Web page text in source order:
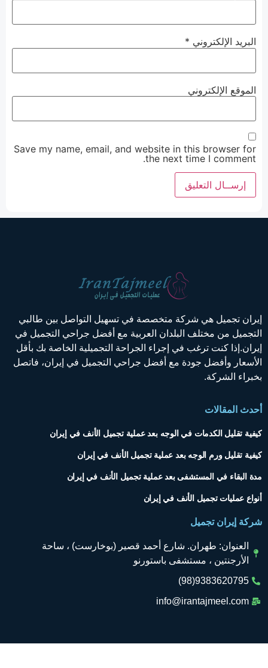
البريد الإلكتروني*
الموقع الإلكتروني
Save my name, email, and website in this browser for
the next time I comment.
تجميل هي شركة متخصصة في تسهيل التواصل بين طالبي
من مختلف البلدان العربية مع أفضل جراحي التجميل في
كنت ترغب في إجراء الجراحة التجميلية الخاصة بك بأقل
وأفضل جودة مع أفضل جراحي التجميل في إيران، فاتصل
الشركة.
المقالات
تقليل الكدمات في الوجه بعد عملية تجميل الأنف في إيران
تقليل ورم الوجه بعد عملية تجميل الأنف في إيران
البقاء في المستشفى بعد عملية تجميل الأنف في إيران
عمليات تجميل الأنف في إيران
إيران تجميل
العنوان: طهران. شارع أحمد قصير (بوخارست) ، ساحة
الأرجنتين ، مستشفى باستورنو
9383620795(98)
info@irantajmeel.com